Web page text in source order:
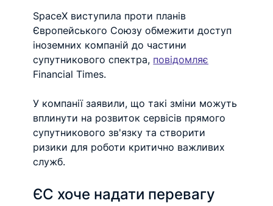
SpaceX виступила проти планів
Європейського Союзу обмежити доступ
іноземних компаній до частини
супутникового спектра, повідомляє
Financial Times.
У компанії заявили, що такі зміни можуть
вплинути на розвиток сервісів прямого
супутникового зв'язку та створити
ризики для роботи критично важливих
служб.
ЄС хоче надати перевагу